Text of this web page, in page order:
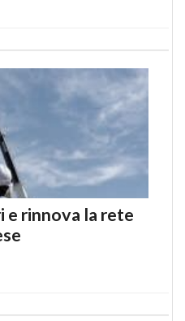
e rinnova la rete